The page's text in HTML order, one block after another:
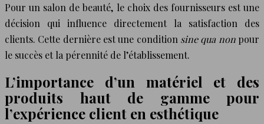
Pour un salon de beauté, le choix des fournisseurs est une
décision qui influence directement la satisfaction des
clients. Cette dernière est une condition sine qua nonpour
le succès et la pérennité de l’établissement.
L’importance d’un matériel et des
produits haut de gamme pour
l’expérience client en esthétique